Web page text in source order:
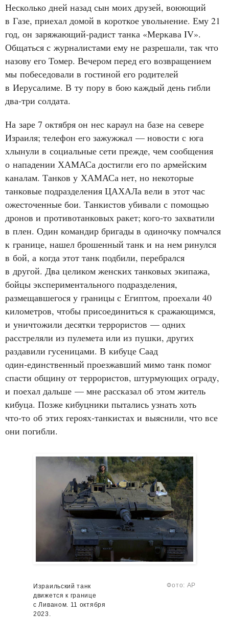
Несколько дней назад сын моих друзей, воюющий
в Газе, приехал домой в короткое увольнение. Ему 21
год, он заряжающий‑радист танка «Меркава IV».
Общаться с журналистами ему не разрешали, так что
назову его Томер. Вечером перед его возвращением
мы побеседовали в гостиной его родителей
в Иерусалиме. В ту пору в бою каждый день гибли
два‑три солдата.
На заре 7 октября он нес караул на базе на севере
Израиля; телефон его зажужжал — новости с юга
хлынули в социальные сети прежде, чем сообщения
о нападении ХАМАСа достигли его по армейским
каналам. Танков у ХАМАСа нет, но некоторые
танковые подразделения ЦАХАЛа вели в этот час
ожесточенные бои. Танкистов убивали с помощью
дронов и противотанковых ракет; кого‑то захватили
в плен. Один командир бригады в одиночку помчался
к границе, нашел брошенный танк и на нем ринулся
в бой, а когда этот танк подбили, перебрался
в другой. Два целиком женских танковых экипажа,
бойцы экспериментального подразделения,
размещавшегося у границы с Египтом, проехали 40
километров, чтобы присоединиться к сражающимся,
и уничтожили десятки террористов — одних
расстреляли из пулемета или из пушки, других
раздавили гусеницами. В кибуце Саад
один‑единственный проезжавший мимо танк помог
спасти общину от террористов, штурмующих ограду,
и поехал дальше — мне рассказал об этом житель
кибуца. Позже кибуцники пытались узнать хоть
что‑то об этих героях‑танкистах и выяснили, что все
они погибли.
Израильский танк
движется к границе
с Ливаном. 11 октября
2023.
Фото: AP